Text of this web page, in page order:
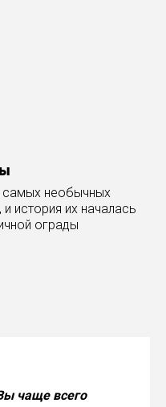
самых необычных
история их началась
ограды
при митрополите
Новая
чаще всего